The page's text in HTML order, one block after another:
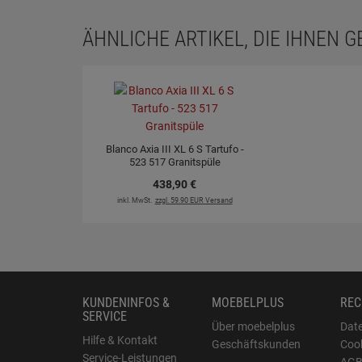
ÄHNLICHE ARTIKEL, DIE IHNEN
Blanco Axia III XL 6 S Tartufo -
523 517 Granitspüle
438,90€
inkl. MwSt. zzgl. 59.90 EUR Versand
KUNDENINFOS &
SERVICE
Hilfe & Kontakt
Service-Leistungen
MOEBELPLUS
Über moebelplus
Geschäftskunden